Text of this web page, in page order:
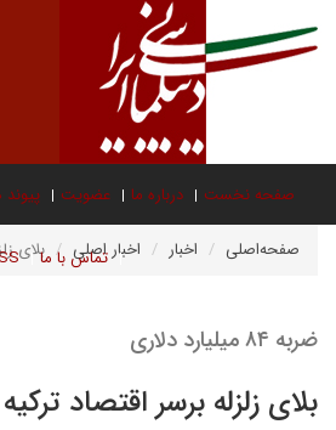
صفحه نخست درباره ما عضویت پیوند
تماس با ما صفحه‌اصلی اخبار اخبار اصلی بلای
ضربه ۸۴ میلیارد دلاری
بلای زلزله برسر اقتصاد ترکیه